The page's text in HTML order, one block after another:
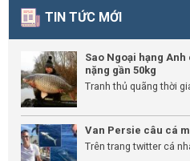
TIN TỨC MỚI
Sao Ngoại hạng
nặng gần 50kg
Tranh thủ quãng thời
Van Persie câu cá
Trên trang twitter cá